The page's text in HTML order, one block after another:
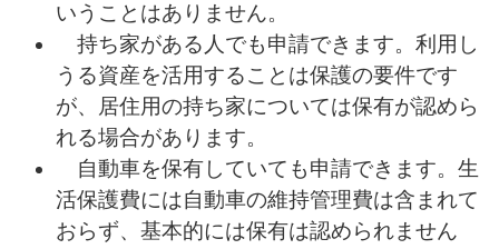
いうことはありません。
持ち家がある人でも申請できます。利用し
うる資産を活用することは保護の要件です
が、居住用の持ち家については保有が認めら
れる場合があります。
自動車を保有していても申請できます。生
活保護費には自動車の維持管理費は含まれて
おらず、基本的には保有は認められません